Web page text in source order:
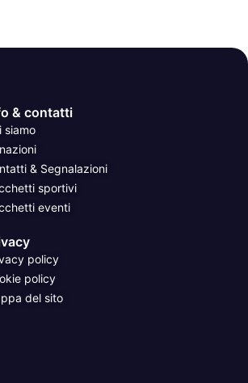
& contatti
siamo
& Segnalazioni
sportivi
eventi
policy
policy
del sito